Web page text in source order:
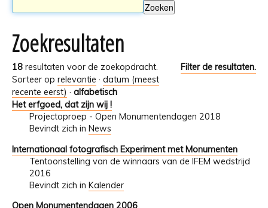
Zoekresultaten
18 resultaten voor de zoekopdracht.
Filter de resultaten.
Sorteer op relevantie · datum (meest
recente eerst) · alfabetisch
Het erfgoed, dat zijn wij !
Projectoproep - Open Monumentendagen 2018
Bevindt zich in News
Internationaal fotografisch Experiment met Monumenten
Tentoonstelling van de winnaars van de IFEM wedstrijd
2016
Bevindt zich in Kalender
Open Monumentendagen 2006